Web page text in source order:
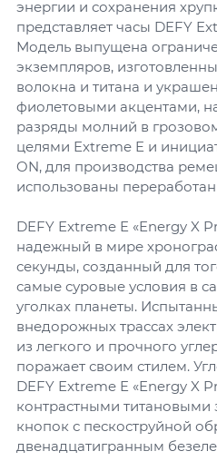
энергии и сохранения
представляет часы DEFY
Модель выпущена
экземпляров,
волокна и титана и
фиолетовыми акцентами,
разряды молний в
целями Extreme E и
ON, для производства
использованы
DEFY Extreme E «Energy X
надежный в мире
секунды, созданный для
самые суровые условия в
уголках планеты.
внедорожных трассах
из легкого и прочного
поражает своим стилем.
DEFY Extreme E «Energy X
контрастными
кнопок с пескоструйной
двенадцатигранным